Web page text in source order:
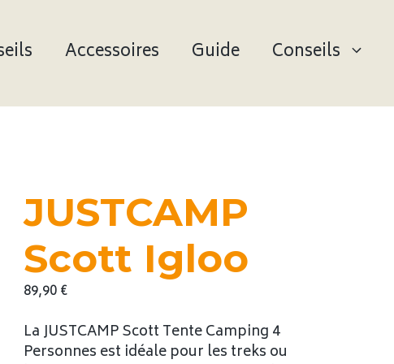
Accessoires Guide Conseils
JUSTCAMP
Scott Igloo
89,90€
La JUSTCAMP Scott Tente Camping 4
Personnes est idéale pour les treks ou